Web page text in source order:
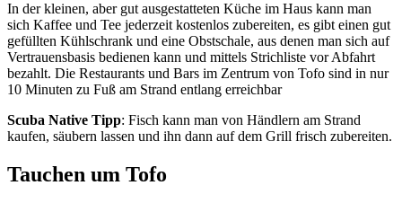
In der kleinen, aber gut ausgestatteten Küche im Haus kann man
sich Kaffee und Tee jederzeit kostenlos zubereiten, es gibt einen gut
gefüllten Kühlschrank und eine Obstschale, aus denen man sich auf
Vertrauensbasis bedienen kann und mittels Strichliste vor Abfahrt
bezahlt. Die Restaurants und Bars im Zentrum von Tofo sind in nur
10 Minuten zu Fuß am Strand entlang erreichbar
Scuba Native Tipp: Fisch kann man von Händlern am Strand
kaufen, säubern lassen und ihn dann auf dem Grill frisch zubereiten.
Tauchen um Tofo